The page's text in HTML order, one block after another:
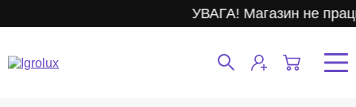
УВАГА! Магазин не